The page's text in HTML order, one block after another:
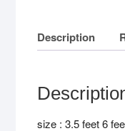
Description
size : 3.5 feet 6